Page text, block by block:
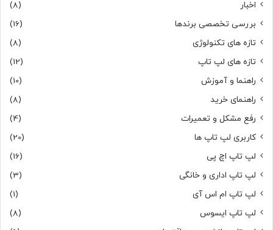
اخبار
(8)
بررسی تخصصی برندها
(16)
تازه های تکنولوژی
(8)
تازه های لپ تاپ
(12)
راهنما و آموزش
(10)
راهنمای خرید
(8)
رفع مشکل و تعمیرات
(4)
کاربری لپ تاپ ها
(20)
لپ تاپ اچ پی
(16)
لپ تاپ اداری و خانگی
(3)
لپ تاپ ام اس آی
(1)
لپ تاپ ایسوس
(8)